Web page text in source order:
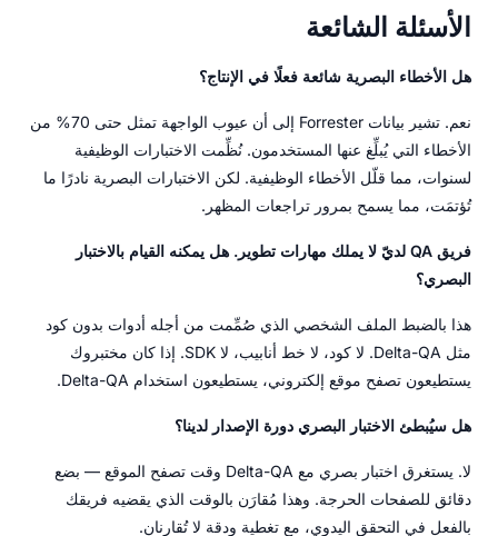
الأسئلة الشائعة
هل الأخطاء البصرية شائعة فعلًا في الإنتاج؟
نعم. تشير بيانات Forrester إلى أن عيوب الواجهة تمثل حتى 70% من
الأخطاء التي يُبلِّغ عنها المستخدمون. نُظِّمت الاختبارات الوظيفية
لسنوات، مما قلّل الأخطاء الوظيفية. لكن الاختبارات البصرية نادرًا ما
تُؤتمَت، مما يسمح بمرور تراجعات المظهر.
فريق QA لديّ لا يملك مهارات تطوير. هل يمكنه القيام بالاختبار
البصري؟
هذا بالضبط الملف الشخصي الذي صُمِّمت من أجله أدوات بدون كود
مثل Delta-QA. لا كود، لا خط أنابيب، لا SDK. إذا كان مختبروك
يستطيعون تصفح موقع إلكتروني، يستطيعون استخدام Delta-QA.
هل سيُبطئ الاختبار البصري دورة الإصدار لدينا؟
لا. يستغرق اختبار بصري مع Delta-QA وقت تصفح الموقع — بضع
دقائق للصفحات الحرجة. وهذا مُقارَن بالوقت الذي يقضيه فريقك
بالفعل في التحقق اليدوي، مع تغطية ودقة لا تُقارنان.